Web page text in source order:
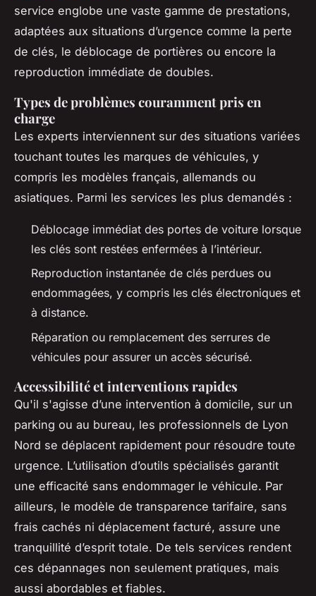
service englobe une vaste gamme de prestations,
adaptées aux situations d’urgence comme la perte
de clés, le déblocage de portières ou encore la
reproduction immédiate de doubles.
Types de problèmes couramment pris en
charge
Les experts interviennent sur des situations variées
touchant toutes les marques de véhicules, y
compris les modèles français, allemands ou
asiatiques. Parmi les services les plus demandés :
Déblocage immédiat des portes de voiture lorsque
les clés sont restées enfermées à l’intérieur.
Reproduction instantanée de clés perdues ou
endommagées, y compris les clés électroniques et
à distance.
Réparation ou remplacement des serrures de
véhicules pour assurer un accès sécurisé.
Accessibilité et interventions rapides
Qu'il s'agisse d’une intervention à domicile, sur un
parking ou au bureau, les professionnels de Lyon
Nord se déplacent rapidement pour résoudre toute
urgence. L’utilisation d’outils spécialisés garantit
une efficacité sans endommager le véhicule. Par
ailleurs, le modèle de transparence tarifaire, sans
frais cachés ni déplacement facturé, assure une
tranquillité d’esprit totale. De tels services rendent
ces dépannages non seulement pratiques, mais
aussi abordables et fiables.